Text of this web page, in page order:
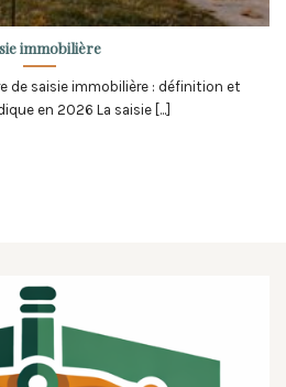
immobilière
de saisie immobilière : définition et
en 2026 La saisie [...]